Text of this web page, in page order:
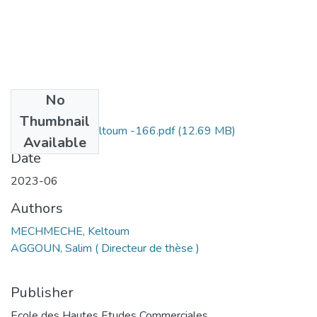
No
Thumbnail
Available
MECHMECHE Keltoum -166.pdf(12.69 MB)
Date
2023-06
Authors
MECHMECHE, Keltoum
AGGOUN, Salim ( Directeur de thèse )
Publisher